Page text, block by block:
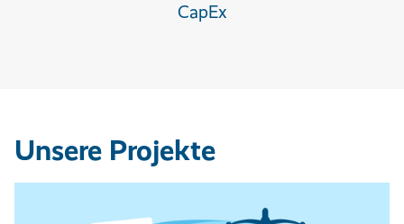
CapEx
Unsere Projekte